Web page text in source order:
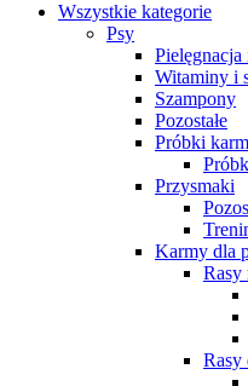
Wszystkie kategorie
Psy
Witaminy i
Szampony
Pozostałe
Próbki karm
Przysmaki
Karmy dla
Rasy
Rasy